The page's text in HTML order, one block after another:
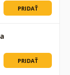
PRIDAŤ
PRIDAŤ